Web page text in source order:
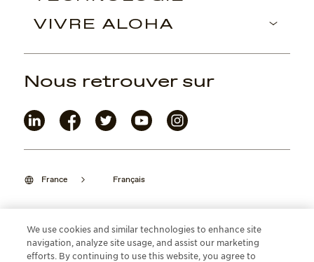
VIVRE ALOHA
France Français
©2026 Maui Jim, Inc. Lahaina, Hawaii
Nous retrouver sur
We use cookies and similar technologies to enhance site
navigation, analyze site usage, and assist our marketing
efforts. By continuing to use this website, you agree to